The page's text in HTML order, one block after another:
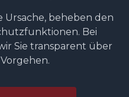
Ursache, beheben den
Bei
Sie transparent über